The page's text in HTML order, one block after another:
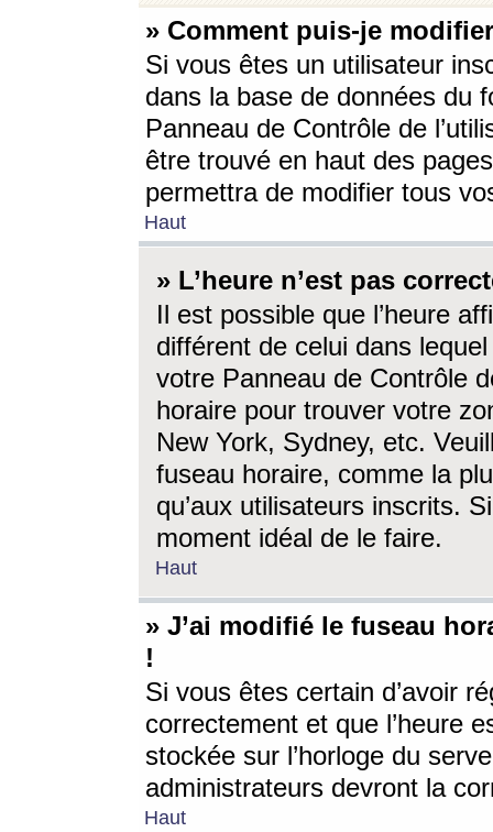
» Comment puis-je
Si vous êtes un utilisateur
dans la base de données du
Panneau de Contrôle de
être trouvé en haut des
permettra de modifier tous
Haut
» L’heure n’est pas
Il est possible que l’heure
différent de celui dans
votre Panneau de Contrôle
horaire pour trouver votre
New York, Sydney, etc.
fuseau horaire, comme la
qu’aux utilisateurs inscrits.
moment idéal de le faire.
Haut
» J’ai modifié le fuseau
!
Si vous êtes certain d’avoir
correctement et que l’heure
stockée sur l’horloge du
administrateurs devront la
Haut